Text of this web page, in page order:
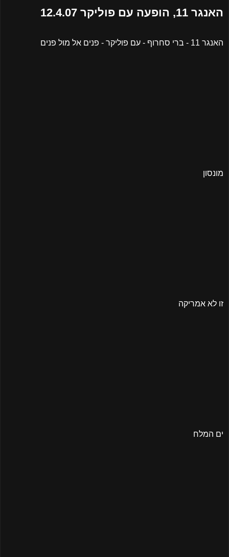
האנגר 11, הופעה עם פוליקר 12.4.07
האנגר 11 - ברי סחרוף - עם פוליקר - פנים אל מול פנים
מונסון
זו לא אמריקה
ים המלח